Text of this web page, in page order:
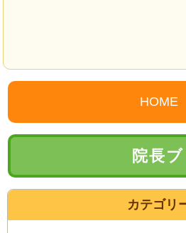
HOME
院長
カテゴリ